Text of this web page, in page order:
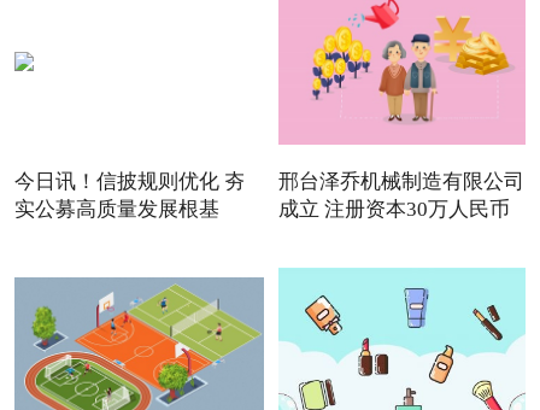
今日讯！信披规则优化 夯
实公募高质量发展根基
邢台泽乔机械制造有限公司
成立 注册资本30万人民币